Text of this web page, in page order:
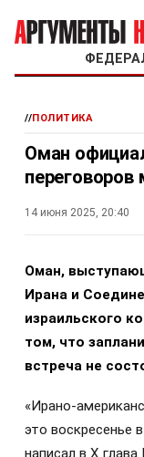
//ПОЛИТИКА
Оман
14 июня 2025, 20:40
Оман,
Ирана и
израильского
том, что
встреча не
«Ирано-
это воскресенье
написал в Х